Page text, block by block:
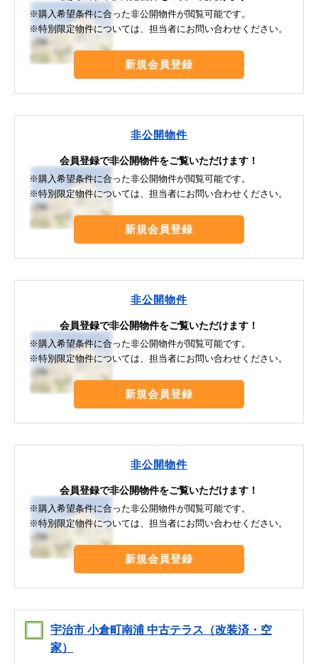
※購入希望条件に合った非公開物件が閲覧可能です。
※特別限定物件については、担当者にお問い合わせください。
新規会員登録
非公開物件
会員登録で非公開物件をご覧いただけます！
※購入希望条件に合った非公開物件が閲覧可能です。
※特別限定物件については、担当者にお問い合わせください。
新規会員登録
非公開物件
会員登録で非公開物件をご覧いただけます！
※購入希望条件に合った非公開物件が閲覧可能です。
※特別限定物件については、担当者にお問い合わせください。
新規会員登録
非公開物件
会員登録で非公開物件をご覧いただけます！
※購入希望条件に合った非公開物件が閲覧可能です。
※特別限定物件については、担当者にお問い合わせください。
新規会員登録
宇治市 小倉町南浦 中古テラス（改装済・空
家）